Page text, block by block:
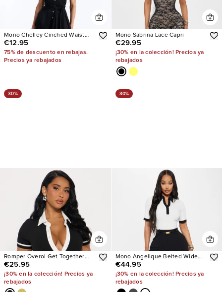
Mono Chelley Cinched Waist
Wide Leg
€12.95
75% de descuento en rebajas.
Precios ya rebajados
Mono Sabrina Lace Capri
€29.95
¡30% en la colección! Precios ya
rebajados
30%
Romper Overol Get Together
Ribbed Collar
€25.95
¡30% en la colección! Precios ya
rebajados
30%
Mono Angelique Belted Wide
Leg
€44.95
¡30% en la colección! Precios ya
rebajados